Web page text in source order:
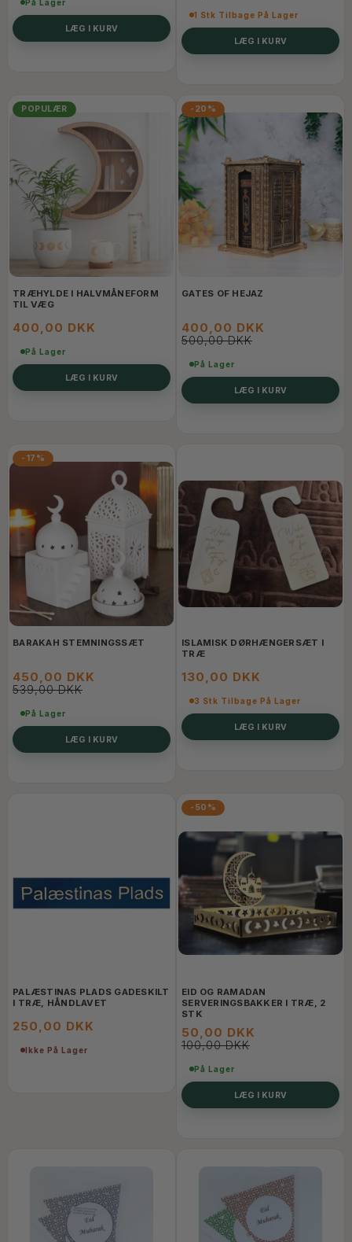
På Lager
LÆG I KURV
1 Stk Tilbage På Lager
LÆG I KURV
POPULÆR
TRÆHYLDE I HALVMÅNEFORM
TIL VÆG
400,00 DKK
På Lager
LÆG I KURV
-20%
GATES OF HEJAZ
400,00 DKK
500,00 DKK
På Lager
LÆG I KURV
-17%
BARAKAH STEMNINGSSÆT
450,00 DKK
539,00 DKK
På Lager
LÆG I KURV
ISLAMISK DØRHÆNGERSÆT I
TRÆ
130,00 DKK
3 Stk Tilbage På Lager
LÆG I KURV
PALÆSTINAS PLADS GADESKILT
I TRÆ, HÅNDLAVET
250,00 DKK
Ikke På Lager
-50%
EID OG RAMADAN
SERVERINGSBAKKER I TRÆ, 2
STK
50,00 DKK
100,00 DKK
På Lager
LÆG I KURV